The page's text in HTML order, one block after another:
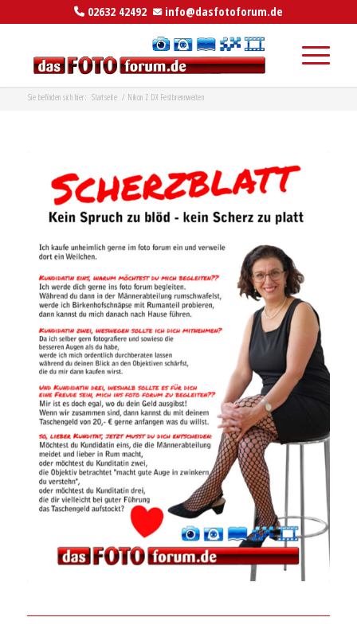
02632 42492 info@dasfotoforum.de
Sie befinden sich hier: Startseite / Nikon Z DX Festbrennweiten